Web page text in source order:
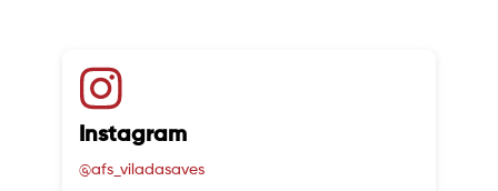
Instagram
@afs_viladasaves